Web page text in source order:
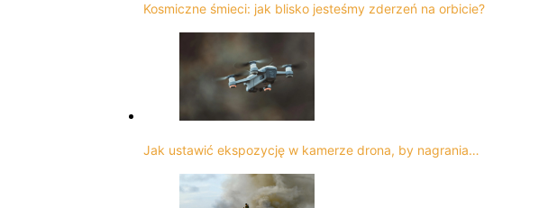
Kosmiczne śmieci: jak blisko jesteśmy zderzeń na orbicie?
Jak ustawić ekspozycję w kamerze drona, by nagrania…